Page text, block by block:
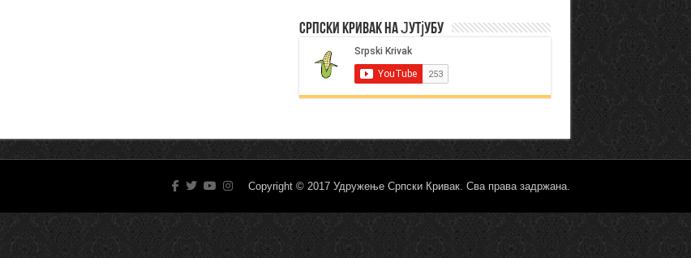
Српски Кривак на Јутјубу
Copyright © 2017 Удружење Српски Кривак. Сва права задржана.